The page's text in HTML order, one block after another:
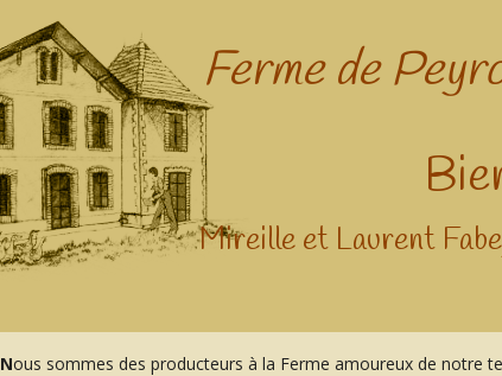
Ferme de
Mireille et Laurent
Nous sommes des producteurs à la Ferme amoureux de notre